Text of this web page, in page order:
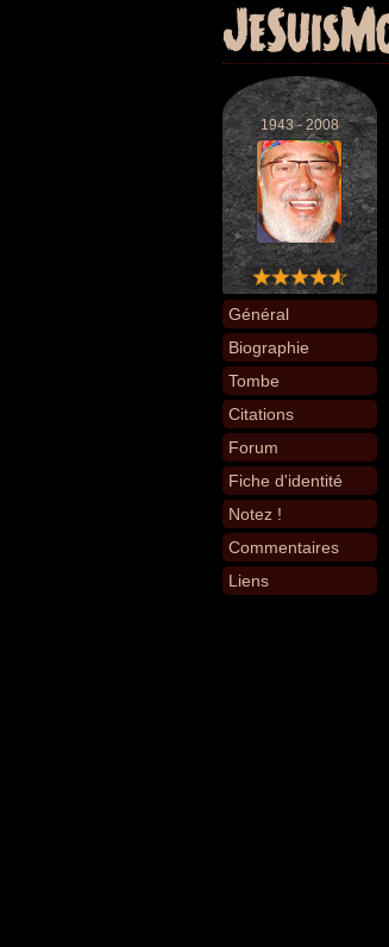
1943 - 2008
Général
Biographie
Tombe
Citations
Forum
Fiche d'identité
Notez !
Commentaires
Liens